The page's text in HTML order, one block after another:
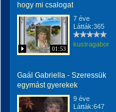
hogy mi csalogat
01:53
7 éve
Látták:365
kustragabor
Gaál Gabriella - Szeressük
egymást gyerekek
9 éve
Látták:647